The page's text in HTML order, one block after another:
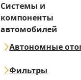
Системы и
компоненты
автомобилей
Автономные
Фильтры